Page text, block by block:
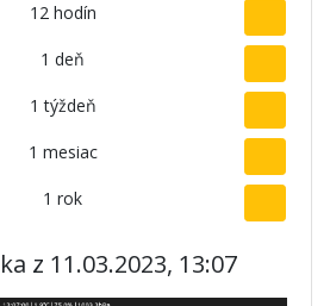
12 hodín
1 deň
1 týždeň
1 mesiac
1 rok
z 11.03.2023, 13:07